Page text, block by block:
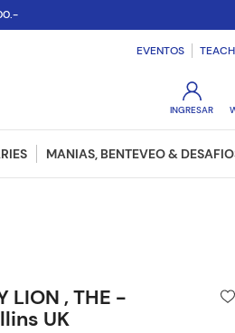
EVENTOS
MANIAS, BENTEVEO &
LION , THE -
UK